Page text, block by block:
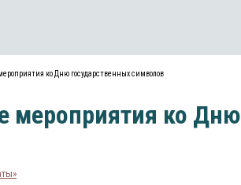
ко Дню государственных символов
мероприятия ко Дню